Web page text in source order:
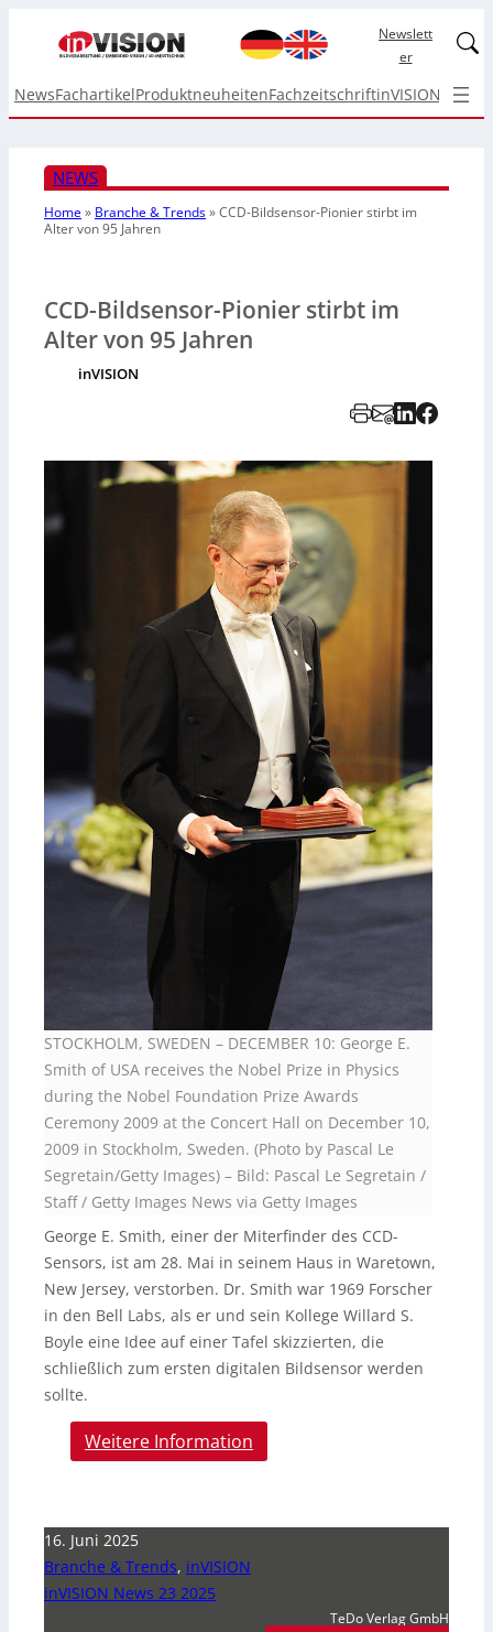
Newslett
er
NewsFachartikelProduktneuheitenFachzeitschriftinVISION Top
NEWS
Home» Branche & Trends»CCD-Bildsensor-Pionier stirbt im
Alter von 95 Jahren
CCD-Bildsensor-Pionier stirbt im
Alter von 95 Jahren
inVISION
STOCKHOLM, SWEDEN – DECEMBER 10: George E.
Smith of USA receives the Nobel Prize in Physics
during the Nobel Foundation Prize Awards
Ceremony 2009 at the Concert Hall on December 10,
2009 in Stockholm, Sweden. (Photo by Pascal Le
Segretain/Getty Images) – Bild: Pascal Le Segretain /
Staff / Getty Images News via Getty Images
George E. Smith, einer der Miterfinder des CCD-
Sensors, ist am 28. Mai in seinem Haus in Waretown,
New Jersey, verstorben. Dr. Smith war 1969 Forscher
in den Bell Labs, als er und sein Kollege Willard S.
Boyle eine Idee auf einer Tafel skizzierten, die
schließlich zum ersten digitalen Bildsensor werden
sollte.
Weitere Information
16. Juni 2025
Branche & Trends, inVISION
inVISION News 23 2025
TeDo Verlag GmbH